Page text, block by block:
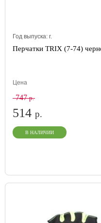
Год выпуска: г.
Перчатки TRIX (7-74)
Цена
747р.
514 р.
В НАЛИЧИИ